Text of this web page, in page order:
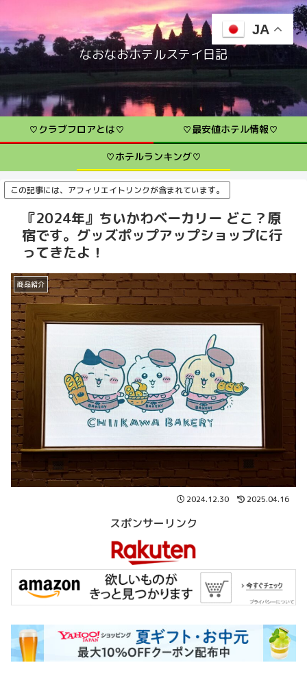
なおなおホテルステイ日記
♡クラブフロアとは♡ ♡最安値ホテル情報♡
♡ホテルランキング♡
この記事には、アフィリエイトリンクが含まれています。
『2024年』ちいかわベーカリー どこ？原
宿です。グッズポップアップショップに行
ってきたよ！
商品紹介
2024.12.30 2025.04.16
スポンサーリンク
JA